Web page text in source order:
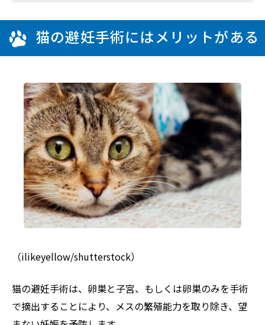
猫の避妊手術にはメリットがある
（ilikeyellow/shutterstock）
猫の避妊手術は、卵巣と子宮、もしくは卵巣のみを手術
で摘出することにより、メスの繁殖能力を取り除き、望